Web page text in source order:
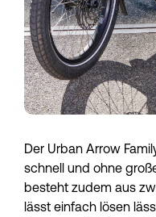
Der Urban Arrow
schnell und ohne
besteht zudem aus
lässt einfach lösen